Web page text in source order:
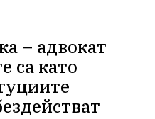
– адвокат
са като